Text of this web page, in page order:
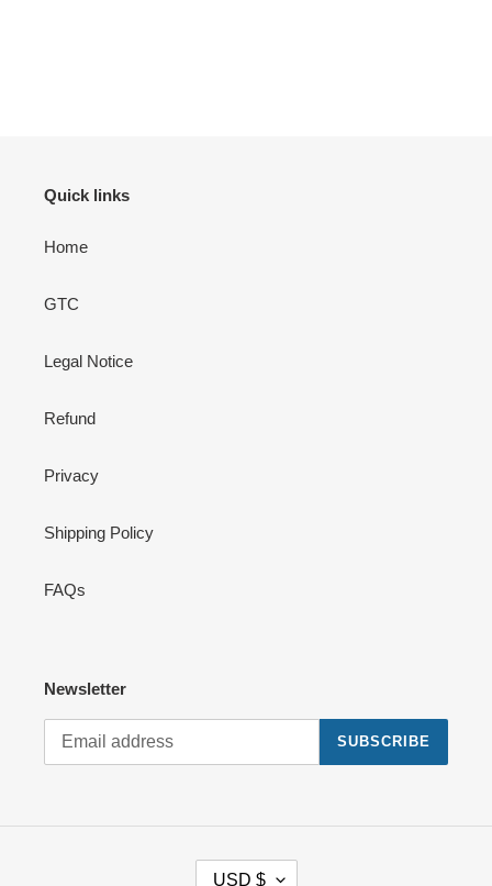
Quick links
Home
GTC
Legal Notice
Refund
Privacy
Shipping Policy
FAQs
Newsletter
SUBSCRIBE
USD $